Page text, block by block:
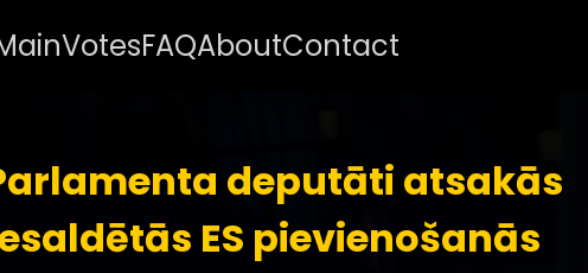
VotesFAQAboutContact
deputāti atsakās
ES pievienošanās